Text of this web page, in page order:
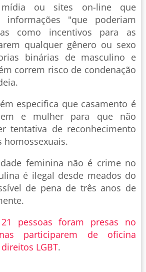
mídia ou sites on-line que
informações "que poderiam
como incentivos para as
qualquer gênero ou sexo
binárias de masculino e
correm risco de condenação
especifica que casamento é
e mulher para que não
tentativa de reconhecimento
feminina não é crime no
é ilegal desde meados do
de pena de três anos de
21 pessoas foram presas no
participarem de oficina
LGBT.